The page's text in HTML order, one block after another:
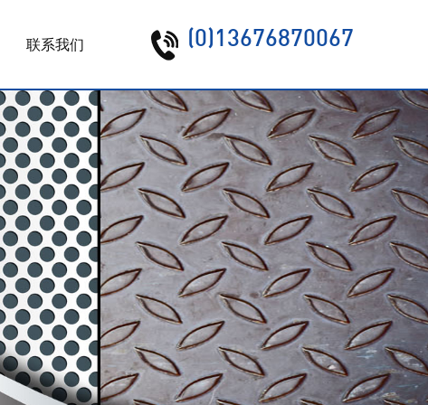
联系我们 (0)13676870067